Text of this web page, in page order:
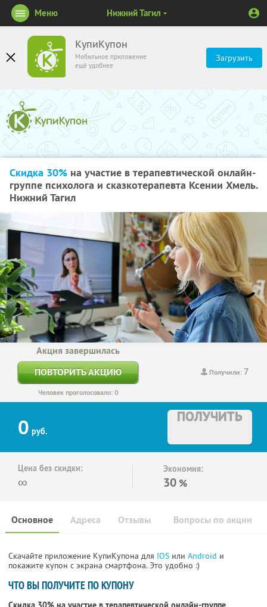
КупиКупон
Мобильное приложение
ещё удобнее
Загрузить
Меню Нижний Тагил
Скидка 30% на участие в терапевтической онлайн-
группе психолога и сказкотерапевта Ксении Хмель.
Нижний Тагил
Получили: 7
Акция завершилась
ПОВТОРИТЬ АКЦИЮ
Человек проголосовало: 0
0 руб.
ПОЛУЧИТЬ
Цена без скидки:
∞
Экономия:
30 %
Основное Отзывы Вопросы по акции
Адреса
Скачайте приложение КупиКупона для IOS или Android и
покажите купон с экрана смартфона. Это удобно :)
ЧТО ВЫ ПОЛУЧИТЕ ПО КУПОНУ